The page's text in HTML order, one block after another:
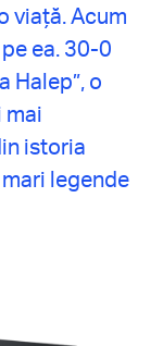
viață. Acum
ea. 30-0
Halep”, o
mai
istoria
legende